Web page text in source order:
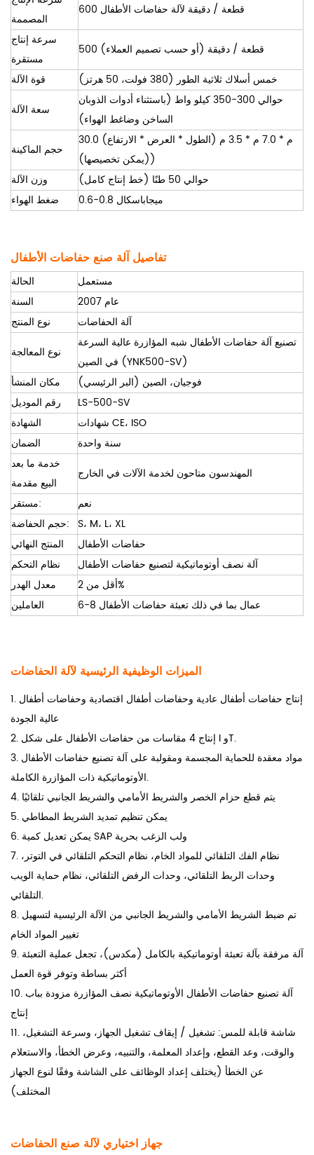
المصممة
600 قطعة / دقيقة لآلة حفاضات الأطفال
سرعة إنتاج
مستقرة
500 قطعة / دقيقة (أو حسب تصميم العملاء)
قوة الآلة
خمس أسلاك ثلاثية الطور (380 فولت، 50 هرتز)
سعة الآلة
حوالي 300-350 كيلو واط (باستثناء أدوات الذوبان
الساخن وضاغط الهواء)
حجم الماكينة
30.0 م * 7.0 م * 3.5 م (الطول * العرض * الارتفاع)
((يمكن تخصيصها)
وزن الآلة
حوالي 50 طنًا (خط إنتاج كامل)
ضغط الهواء
0.6-0.8 ميجاباسكال
تفاصيل آلة صنع حفاضات الأطفال
الحالة
مستعمل
السنة
عام 2007
نوع المنتج
آلة الحفاضات
نوع المعالجة
تصنيع آلة حفاضات الأطفال شبه المؤازرة عالية السرعة
في الصين (YNK500-SV)
مكان المنشأ
فوجيان، الصين (البر الرئيسي)
رقم الموديل
LS-500-SV
الشهادة
شهادات CE، ISO
الضمان
سنة واحدة
خدمة ما بعد
البيع مقدمة
المهندسون متاحون لخدمة الآلات في الخارج
مستقر:
نعم
حجم الحفاضة: S، M، L، XL
المنتج النهائي
حفاضات الأطفال
نظام التحكم
آلة نصف أوتوماتيكية لتصنيع حفاضات الأطفال
معدل الهدر
أقل من 2%
العاملين
6-8 عمال بما في ذلك تعبئة حفاضات الأطفال
الميزات الوظيفية الرئيسية لآلة الحفاضات
1. إنتاج حفاضات أطفال عادية وحفاضات أطفال اقتصادية وحفاضات أطفال
عالية الجودة
2. إنتاج 4 مقاسات من حفاضات الأطفال على شكل I وT.
3. مواد معقدة للحماية المجسمة ومقولبة على آلة تصنيع حفاضات الأطفال
الأوتوماتيكية ذات المؤازرة الكاملة.
4. يتم قطع حزام الخصر والشريط الأمامي والشريط الجانبي تلقائيًا
5. يمكن تنظيم تمديد الشريط المطاطي
6. يمكن تعديل كمية SAP ولب الزغب بحرية
7. نظام الفك التلقائي للمواد الخام، نظام التحكم التلقائي في التوتر،
وحدات الربط التلقائي، وحدات الرفض التلقائي، نظام حماية الويب
التلقائي.
8. تم ضبط الشريط الأمامي والشريط الجانبي من الآلة الرئيسية لتسهيل
تغيير المواد الخام
9. آلة مرفقة بآلة تعبئة أوتوماتيكية بالكامل (مكدس)، تجعل عملية التعبئة
أكثر بساطة وتوفر قوة العمل
10. آلة تصنيع حفاضات الأطفال الأوتوماتيكية نصف المؤازرة مزودة بباب
إنتاج
11. شاشة قابلة للمس: تشغيل / إيقاف تشغيل الجهاز، وسرعة التشغيل،
والوقت، وعد القطع، وإعداد المعلمة، والتنبيه، وعرض الخطأ، والاستعلام
عن الخطأ (يختلف إعداد الوظائف على الشاشة وفقًا لنوع الجهاز
المختلف)
جهاز اختياري لآلة صنع الحفاضات